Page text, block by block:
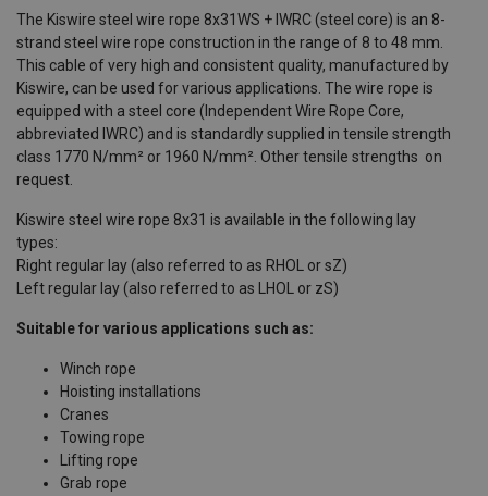
The Kiswire steel wire rope 8x31WS + IWRC (steel core) is an 8-
strand steel wire rope construction in the range of 8 to 48 mm.
This cable of very high and consistent quality, manufactured by
Kiswire, can be used for various applications. The wire rope is
equipped with a steel core (Independent Wire Rope Core,
abbreviated IWRC) and is standardly supplied in tensile strength
class 1770 N/mm² or 1960 N/mm². Other tensile strengths on
request.
Kiswire steel wire rope 8x31 is available in the following lay
types:
Right regular lay (also referred to as RHOL or sZ)
Left regular lay (also referred to as LHOL or zS)
Suitable for various applications such as:
Winch rope
Hoisting installations
Cranes
Towing rope
Lifting rope
Grab rope